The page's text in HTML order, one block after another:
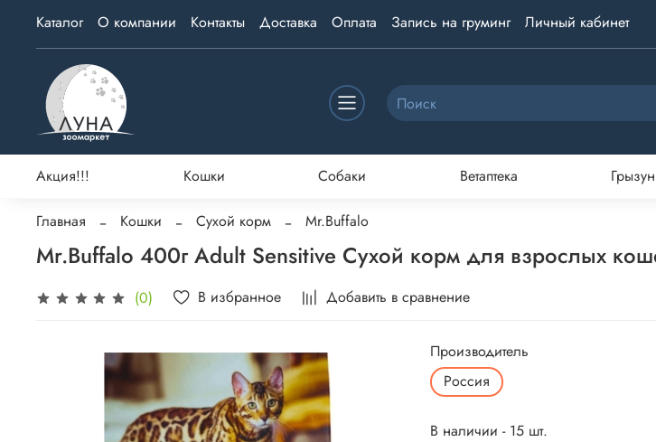
Каталог О компании Контакты Доставка Оплата Запись на груминг Личный кабинет
Акция!!! Кошки Собаки Ветаптека
Главная Кошки Сухой корм Mr.Buffalo
Mr.Buffalo 400г Adult Sensitive Сухой корм для взрослых
(0) В избранное Добавить в сравнение
Производитель
Россия
В наличии - 15 шт.